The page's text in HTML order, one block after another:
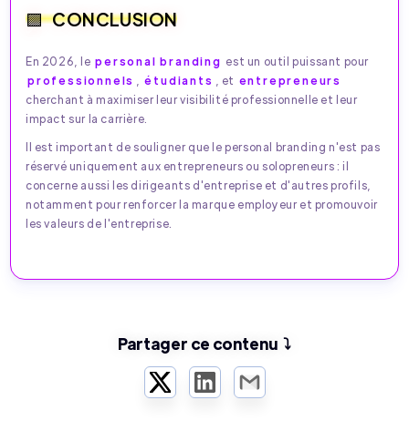
CONCLUSION
En 2026, le personal branding est un outil puissant pour
professionnels
étudiants , et entrepreneurs
cherchant à maximiser leur visibilité professionnelle et leur
impact sur la carrière.
Il est important de souligner que le personal branding n'est pas
réservé uniquement aux entrepreneurs ou solopreneurs : il
concerne aussi les dirigeants d'entreprise et d'autres profils,
notamment pour renforcer la marque employeur et promouvoir
les valeurs de l'entreprise.
Partager ce contenu ⤵️
TwitterLinkedInEmail